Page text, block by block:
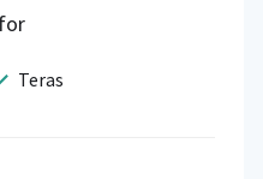
Teras